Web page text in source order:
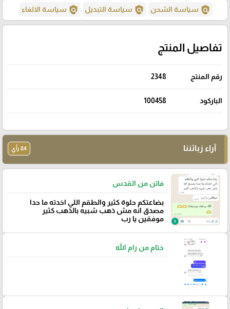
policy سياسة الشحن policy سياسة التبديل policy سياسة الالغاء
تفاصيل المنتج
رقم المنتج 2348
الباركود 100458
آراء زبائننا 84 رأي
فاتن من القدس
بضاعتكم حلوة كثير والطقم اللي اخدته ما حدا
مصدق انه مش ذهب شبيه بالذهب كثير
موفقين يا رب
ختام من رام الله